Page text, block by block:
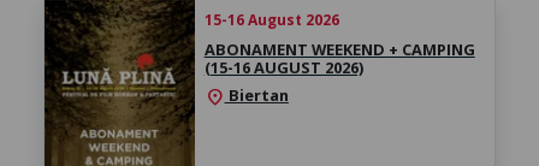
15-16 August 2026
ABONAMENT WEEKEND + CAMPING
(15-16 AUGUST 2026)
location_on Biertan